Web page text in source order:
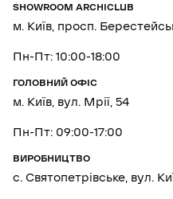
SHOWROOM ARCHICLUB
м. Київ, просп.
Пн-Пт: 10:00-18:00
ГОЛОВНИЙ ОФІС
м. Київ, вул. Мрії, 54
Пн-Пт: 09:00-17:00
ВИРОБНИЦТВО
с. Святопетрівське, вул.